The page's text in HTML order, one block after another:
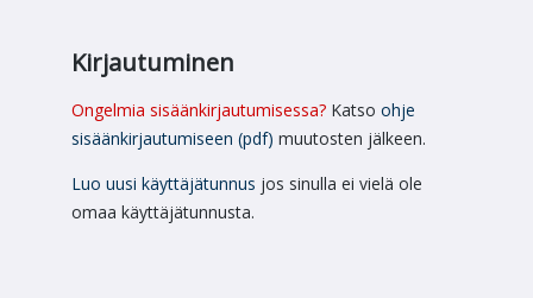
Kirjautuminen
Ongelmia sisäänkirjautumisessa? Katso ohje
sisäänkirjautumiseen (pdf) muutosten jälkeen.
Luo uusi käyttäjätunnus jos sinulla ei vielä ole
omaa käyttäjätunnusta.